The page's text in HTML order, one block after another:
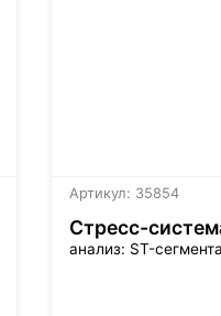
Артикул: 35854
Стресс-
анализ: ST-